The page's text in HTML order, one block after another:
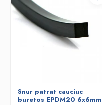
Snur patrat cauciuc
buretos EPDM20 6x6mm